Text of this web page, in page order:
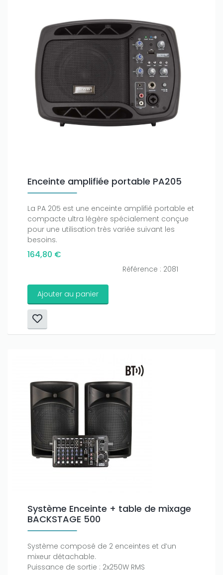
Enceinte amplifiée portable PA205
La PA 205 est une enceinte amplifié portable et
compacte ultra légère spécialement conçue
pour une utilisation très variée suivant les
besoins.
164,80 €
Référence : 2081
Ajouter au panier
Système Enceinte + table de mixage
BACKSTAGE 500
Système composé de 2 enceintes et d’un
mixeur détachable.
Puissance de sortie : 2x250W RMS